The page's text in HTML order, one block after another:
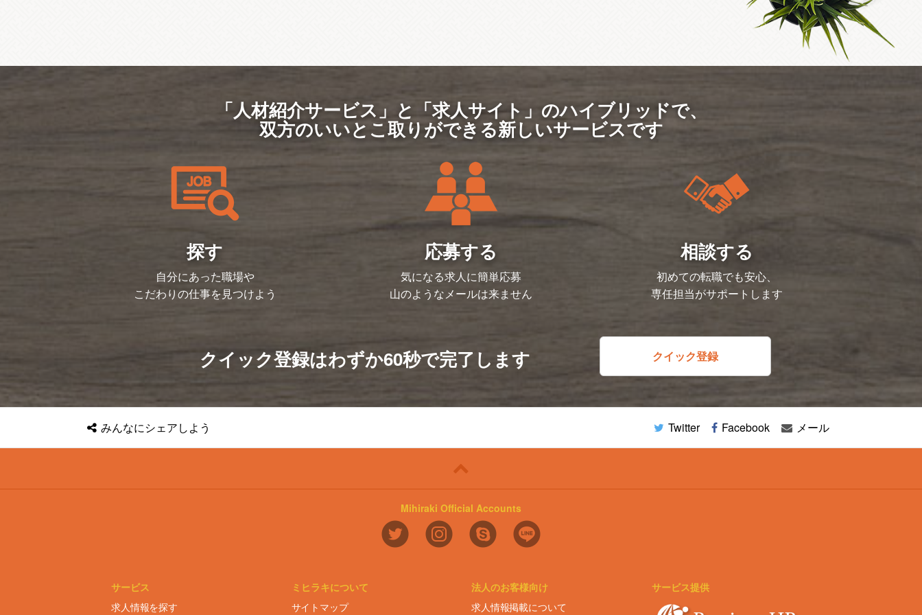
「人材紹介サービス」と「求人サイト」のハイブリッドで、
双方のいいとこ取りができる新しいサービスです
探す
自分にあった職場や
こだわりの仕事を見つけよう
応募する
気になる求人に簡単応募
山のようなメールは来ません
相談する
初めての転職でも安心、
専任担当がサポートします
クイック登録はわずか60秒で完了します クイック登録
みんなにシェアしよう Twitter Facebook メール
Mihiraki Official Accounts
サービス
求人情報を探す
ミヒラキについて
サイトマップ
法人のお客様向け
求人情報掲載について
サービス提供